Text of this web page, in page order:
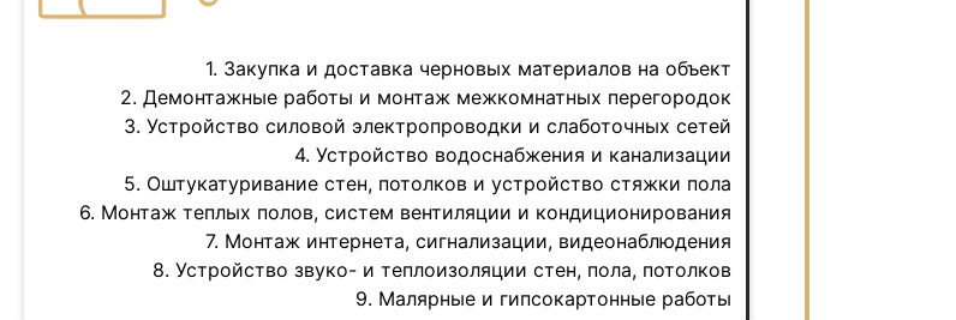
1. Закупка и доставка черновых материалов на объект
2. Демонтажные работы и монтаж межкомнатных перегородок
3. Устройство силовой электропроводки и слаботочных сетей
4. Устройство водоснабжения и канализации
5. Оштукатуривание стен, потолков и устройство стяжки пола
6. Монтаж теплых полов, систем вентиляции и кондиционирования
7. Монтаж интернета, сигнализации, видеонаблюдения
8. Устройство звуко- и теплоизоляции стен, пола, потолков
9. Малярные и гипсокартонные работы